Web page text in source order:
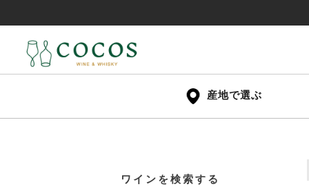
産地で選ぶ
ワインを検索する